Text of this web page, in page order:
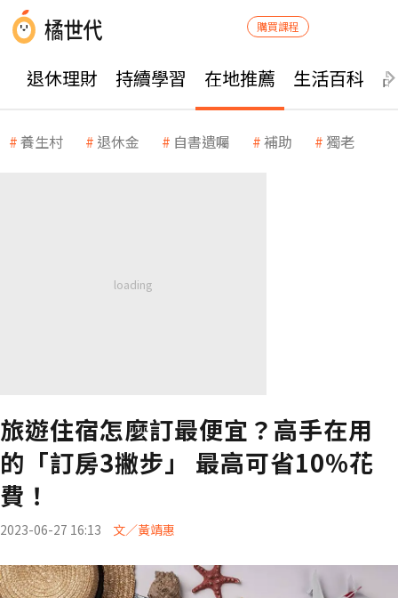
購買課程
退休理財 持續學習 在地推薦 生活百科
養生村 退休金 自書遺囑 補助 獨老
旅遊住宿怎麼訂最便宜？高手在用
的「訂房3撇步」 最高可省10%花
費！
2023-06-27 16:13 文／黃靖惠